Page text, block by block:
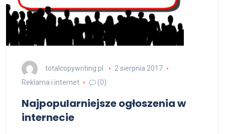
totalcopywriting.pl
2 sierpnia 2017
Reklama i internet
(0)
Najpopularniejsze ogłoszenia w
internecie